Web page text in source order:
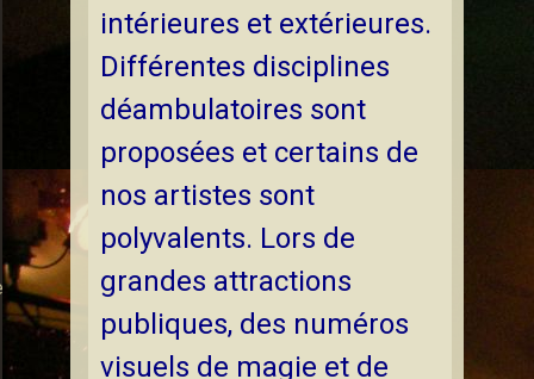
intérieures et extérieures.
Différentes disciplines
déambulatoires sont
proposées et certains de
nos artistes sont
polyvalents. Lors de
grandes attractions
publiques, des numéros
visuels de magie et de